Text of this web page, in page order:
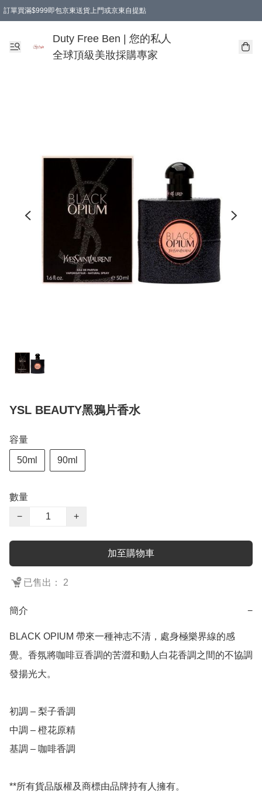
訂單買滿$999即包京東送貨上門或京東自提點
Duty Free Ben | 您的私人
全球頂級美妝採購專家
YSL BEAUTY黑鴉片香水
容量
50ml 90ml
數量
−
+
加至購物車
已售出： 2
簡介 −
BLACK OPIUM 帶來一種神志不清，處身極樂界線的感
覺。香氛將咖啡豆香調的苦澀和動人白花香調之間的不協調
發揚光大。
初調 – 梨子香調
中調 – 橙花原精
基調 – 咖啡香調
**所有貨品版權及商標由品牌持有人擁有。